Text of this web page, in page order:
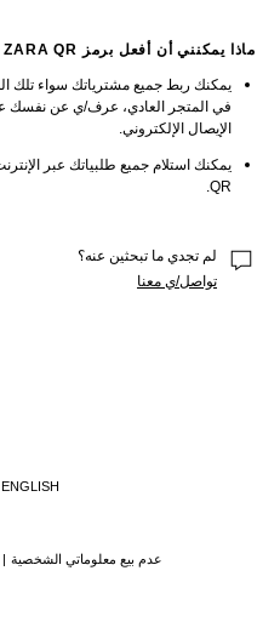
ماذا يمكنني أن أفعل برمز ZARA QR خاصتي؟
الإيصال الإلكتروني.
QR.
لم تجدي ما تبحثين عنه؟
تواصل/ي معنا
عدم بيع معلوماتي الشخصية
ENGLISH